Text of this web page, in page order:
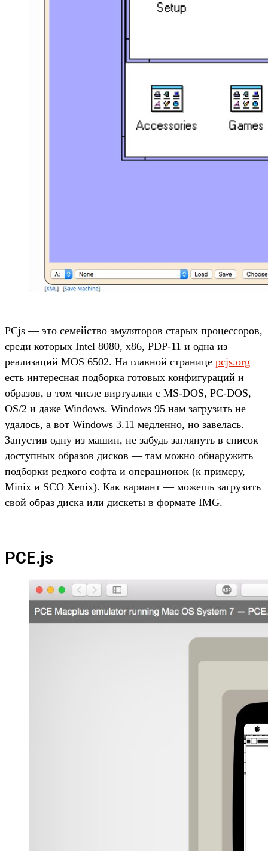
PCjs — это семейство эмуляторов старых процессоров,
среди которых Intel 8080, x86, PDP-11 и одна из
реализаций MOS 6502. На главной странице pcjs.org
есть интересная подборка готовых конфигураций и
образов, в том числе виртуалки с MS-DOS, PC-DOS,
OS/2 и даже Windows. Windows 95 нам загрузить не
удалось, а вот Windows 3.11 медленно, но завелась.
Запустив одну из машин, не забудь заглянуть в список
доступных образов дисков — там можно обнаружить
подборки редкого софта и операционок (к примеру,
Minix и SCO Xenix). Как вариант — можешь загрузить
свой образ диска или дискеты в формате IMG.
PCE.js